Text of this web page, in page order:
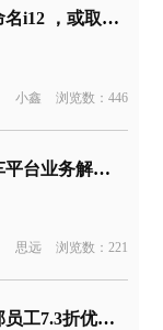
宝马家族新成员或命名i12 ，或取代停止研发的i8
小鑫 浏览数：446
通用汽车回应进口车平台业务解散传闻
思远 浏览数：221
国六“天籁”曝出内部员工7.3折优惠，是卖不动了么？